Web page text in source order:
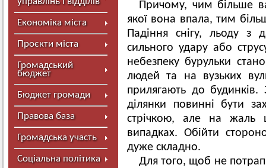
Економіка міста
Проєкти міста
Громадський
бюджет
Бюджет громади
Правова база
Громадська участь
Соціальна політика
Причому, чим більше
якої вона впала, тим
Падіння снігу, льоду з
сильного удару або
небезпеку бурульки
людей та на вузьких
прилягають до будинків.
ділянки повинні бути
стрічкою, але на жаль
випадках. Обійти
дуже складно.
Для того, щоб не